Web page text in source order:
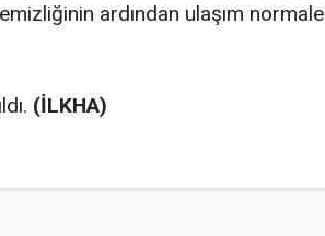
ardından ulaşım normale
(İLKHA)